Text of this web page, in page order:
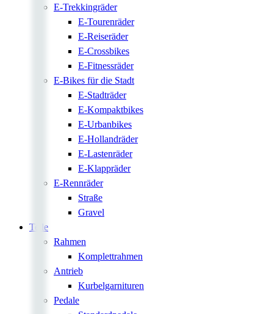
E-Trekkingräder
E-Tourenräder
E-Reiseräder
E-Crossbikes
E-Fitnessräder
E-Bikes für die Stadt
E-Stadträder
E-Kompaktbikes
E-Urbanbikes
E-Hollandräder
E-Lastenräder
E-Klappräder
E-Rennräder
Straße
Gravel
Teile
Rahmen
Komplettrahmen
Antrieb
Kurbelgarnituren
Pedale